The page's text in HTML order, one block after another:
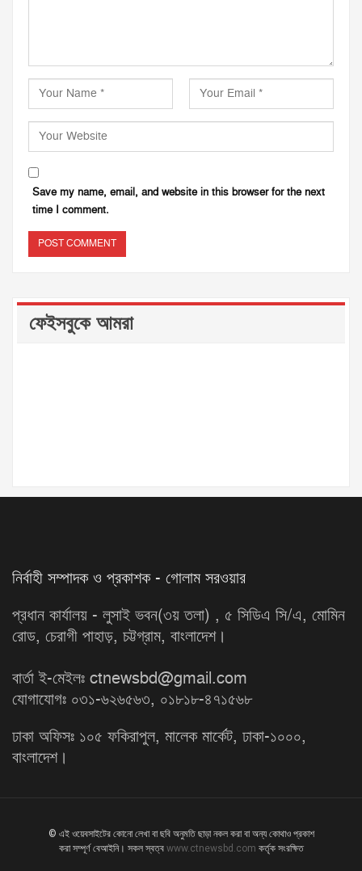
Save my name, email, and website in this browser for the next
time I comment.
ফেইসবুকে আমরা
নির্বাহী সম্পাদক ও প্রকাশক - গোলাম সরওয়ার
প্রধান কার্যালয় - লুসাই ভবন(৩য় তলা) , ৫ সিডিএ সি/এ, মোমিন
রোড, চেরাগী পাহাড়, চট্টগ্রাম, বাংলাদেশ।
বার্তা ই-মেইলঃ ctnewsbd@gmail.com
যোগাযোগঃ ০৩১-৬২৬৫৬৩, ০১৮১৮-৪৭১৫৬৮
ঢাকা অফিসঃ ১০৫ ফকিরাপুল, মালেক মার্কেট, ঢাকা-১০০০,
বাংলাদেশ।
© এই ওয়েবসাইটের কোনো লেখা বা ছবি অনুমতি ছাড়া নকল করা বা অন্য কোথাও প্রকাশ
করা সম্পূর্ণ বেআইনি। সকল স্বত্ব www.ctnewsbd.com কর্তৃক সংরক্ষিত